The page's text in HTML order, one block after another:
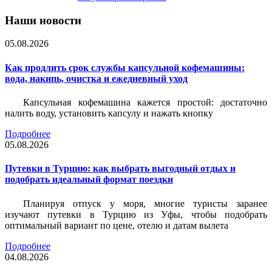
Наши новости
05.08.2026
Как продлить срок службы капсульной кофемашины:
вода, накипь, очистка и ежедневный уход
Капсульная кофемашина кажется простой: достаточно
налить воду, установить капсулу и нажать кнопку
Подробнее
05.08.2026
Путевки в Турцию: как выбрать выгодный отдых и
подобрать идеальный формат поездки
Планируя отпуск у моря, многие туристы заранее
изучают путевки в Турцию из Уфы, чтобы подобрать
оптимальный вариант по цене, отелю и датам вылета
Подробнее
04.08.2026